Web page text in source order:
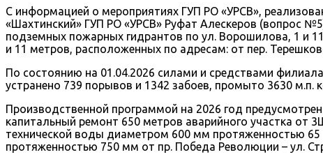
С информацией о мероприятиях ГУП РО «УРСВ»,
«Шахтинский» ГУП РО «УРСВ» Руфат Алескеров (вопрос
подземных пожарных гидрантов по ул. Ворошилова, 1 и
и 11 метров, расположенных по адресам: от пер.
По состоянию на 01.04.2026 силами и средствами
устранено 739 порывов и 1342 забоев, промыто 3630
Производственной программой на 2026 год
капитальный ремонт 650 метров аварийного участка
технической воды диаметром 600 мм протяженностью
протяженностью 750 мм от пр. Победа Революции – ул.